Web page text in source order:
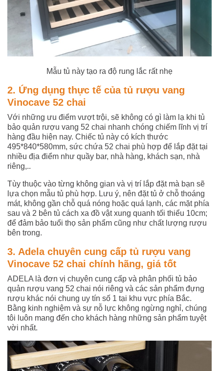
Mẫu tủ này tạo ra độ rung lắc rất nhẹ
2. Ứng dụng thực tế của tủ rượu vang
Vinocave 52 chai
Với những ưu điểm vượt trội, sẽ không có gì làm lạ khi tủ
bảo quản rượu vang 52 chai nhanh chóng chiếm lĩnh vị trí
hàng đầu hiện nay. Chiếc tủ này có kích thước
495*840*580mm, sức chứa 52 chai phù hợp để lắp đặt tại
nhiều địa điểm như quầy bar, nhà hàng, khách sạn, nhà
riêng,..
Tùy thuộc vào từng không gian và vị trí lắp đặt mà bạn sẽ
lựa chọn mẫu tủ phù hợp. Lưu ý, nên đặt tủ ở chỗ thoáng
mát, không gần chỗ quá nóng hoặc quá lạnh, các mặt phía
sau và 2 bên tủ cách xa đồ vật xung quanh tối thiểu 10cm;
để đảm bảo tuổi thọ sản phẩm cũng như chất lượng rượu
bên trong.
3. Adela chuyên cung cấp tủ rượu vang
Vinocave 52 chai chính hãng, giá tốt
ADELA là đơn vị chuyên cung cấp và phân phối tủ bảo
quản rượu vang 52 chai nói riêng và các sản phẩm đựng
rượu khác nói chung uy tín số 1 tại khu vực phía Bắc.
Bằng kinh nghiệm và sự nỗ lực không ngừng nghỉ, chúng
tôi luôn mang đến cho khách hàng những sản phẩm tuyệt
vời nhất.